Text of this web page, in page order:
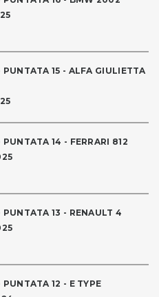
PUNTATA 15 - ALFA GIULIETTA
14 - FERRARI 812
PUNTATA 13 - RENAULT 4
12 - E TYPE